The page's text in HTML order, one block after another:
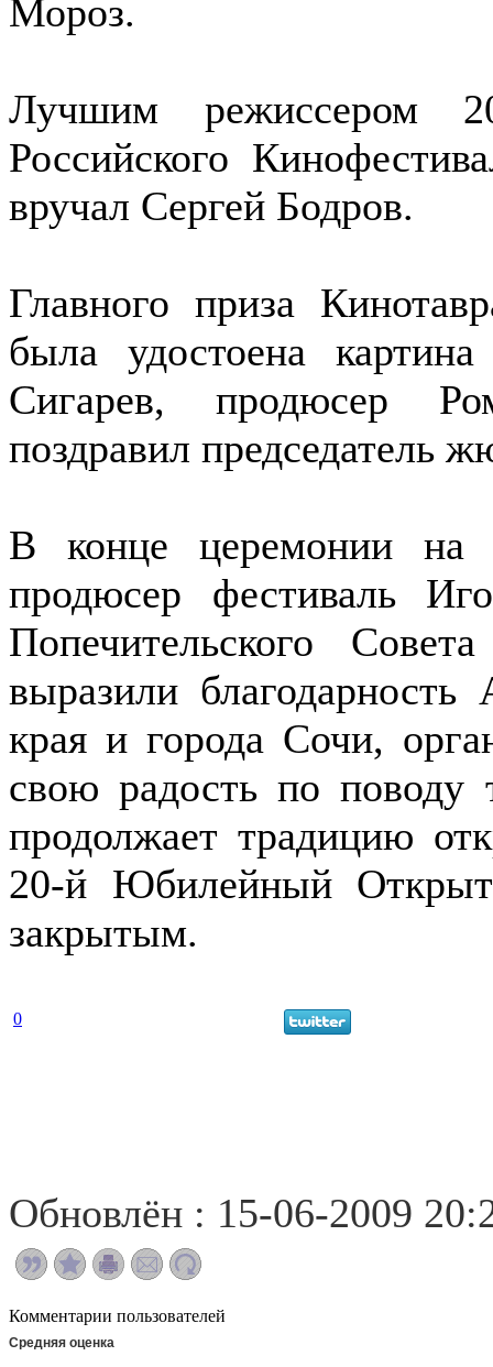
Мороз.
Лучшим режиссером
Российского
вручал Сергей Бодров.
Главного приза
была удостоена
Сигарев, продюсер
поздравил председатель
В конце церемонии на
продюсер фестиваль
Попечительского
выразили благодарность
края и города Сочи,
свою радость по поводу
продолжает традицию
20-й Юбилейный
закрытым.
0
Обновлён : 15-06-2009
Комментарии пользователей
Средняя оценка